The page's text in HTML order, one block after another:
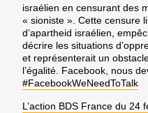
israélien en censurant des
« sioniste ». Cette censure
d’apartheid israélien,
décrire les situations
et représenterait un
l’égalité. Facebook, nous
#FacebookWeNeedToTalk
L’action BDS France du 24